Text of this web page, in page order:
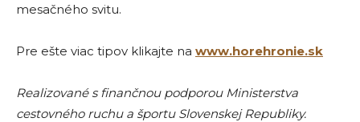
mesačného svitu.
Pre ešte viac tipov klikajte na www.horehronie.sk
Realizované s finančnou podporou Ministerstva
cestovného ruchu a športu Slovenskej Republiky.